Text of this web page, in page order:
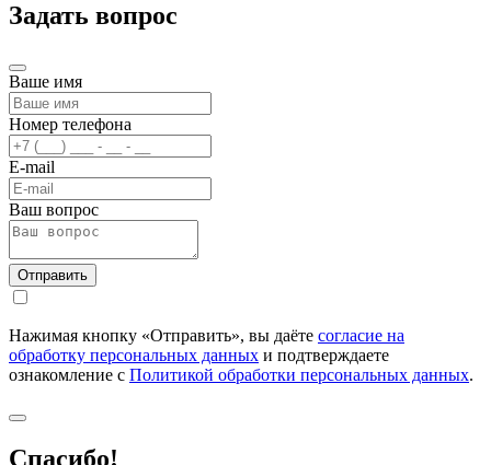
Задать вопрос
Ваше имя
Номер телефона
E-mail
Ваш вопрос
Нажимая кнопку «Отправить», вы даёте согласие на
обработку персональных данных и подтверждаете
ознакомление с Политикой обработки персональных данных.
Спасибо!